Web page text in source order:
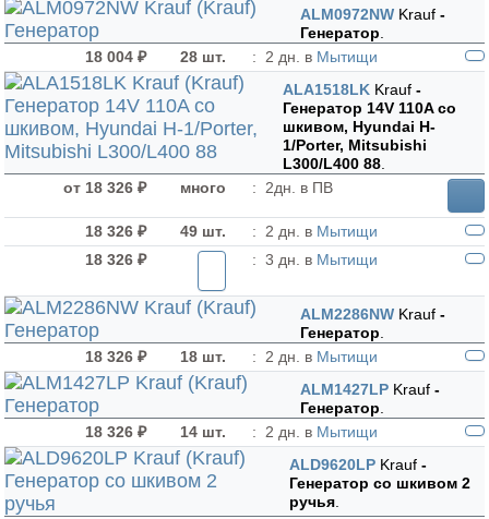
ALM0972NW Krauf-
Генератор
18 004 ₽
28 шт. : 2 дн. в Мытищи
ALA1518LK Krauf -
Генератор 14V 110A со
шкивом, Hyundai H-
1/Porter, Mitsubishi
L300/L400 88.
от 18 326 ₽
много : 2дн. в ПВ
18 326 ₽ 49 шт. : 2 дн. в Мытищи
18 326 ₽
: 3 дн. в Мытищи
ALM2286NW Krauf-
Генератор
18 326 ₽
18 шт. : 2 дн. в Мытищи
ALM1427LP Krauf -
Генератор
18 326 ₽
14 шт. : 2 дн. в Мытищи
ALD9620LP Krauf -
Генератор cо шкивом 2
ручья.